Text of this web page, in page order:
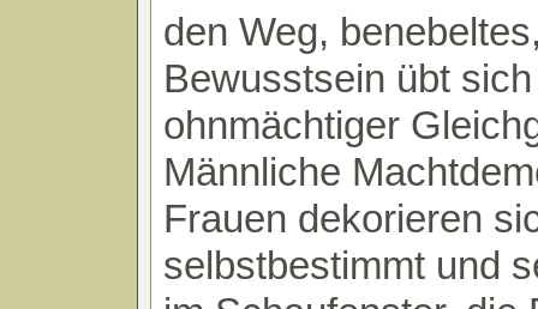
den Weg,
Bewusstsein übt
ohnmächtiger
Männliche
Frauen dekorieren
selbstbestimmt und